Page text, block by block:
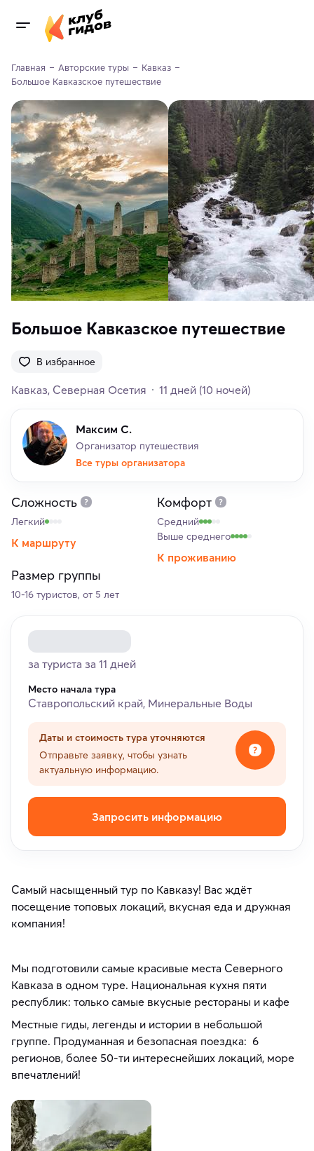
Главная Авторские туры
Кавказ
Большое Кавказское путешествие
Большое Кавказское путешествие
В избранное
Кавказ Северная Осетия 11 дней (10 ночей)
Максим С.
Организатор путешествия
Все туры организатора
Сложность
Легкий
К маршруту
Комфорт
Средний
Выше среднего
К проживанию
Размер группы
10-16 туристов, от 5 лет
за туриста за 11 дней
Место начала тура
Ставропольский край, Минеральные Воды
Даты и стоимость тура уточняются
Отправьте заявку, чтобы узнать
актуальную информацию.
Запросить информацию
Самый насыщенный тур по Кавказу! Вас ждёт
посещение топовых локаций, вкусная еда и дружная
компания!
Мы подготовили самые красивые места Северного
Кавказа в одном туре. Национальная кухня пяти
республик: только самые вкусные рестораны и кафе
Местные гиды, легенды и истории в небольшой
группе. Продуманная и безопасная поездка: 6
регионов, более 50-ти интереснейших локаций, море
впечатлений!